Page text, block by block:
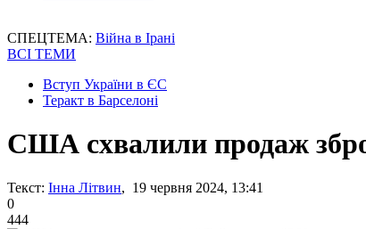
СПЕЦТЕМА: Війна в Ірані
ВСІ ТЕМИ
Вступ України в ЄС
Теракт в Барселоні
США схвалили продаж
Текст: Інна Літвин, 19 червня 2024, 13:41
0
444